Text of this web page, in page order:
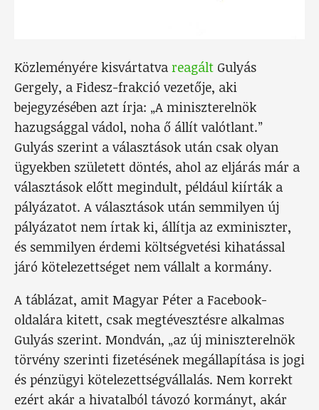
Közleményére kisvártatva reagált Gulyás
Gergely, a Fidesz-frakció vezetője, aki
bejegyzésében azt írja: „A miniszterelnök
hazugsággal vádol, noha ő állít valótlant.”
Gulyás szerint a választások után csak olyan
ügyekben született döntés, ahol az eljárás már a
választások előtt megindult, például kiírták a
pályázatot. A választások után semmilyen új
pályázatot nem írtak ki, állítja az exminiszter,
és semmilyen érdemi költségvetési kihatással
járó kötelezettséget nem vállalt a kormány.
A táblázat, amit Magyar Péter a Facebook-
oldalára kitett, csak megtévesztésre alkalmas
Gulyás szerint. Mondván, „az új miniszterelnök
törvény szerinti fizetésének megállapítása is jogi
és pénzügyi kötelezettségvállalás. Nem korrekt
ezért akár a hivatalból távozó kormányt, akár